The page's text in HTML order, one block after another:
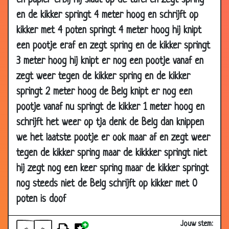
en de kikker springt 4 meter hoog en schrijft op
kikker met 4 poten springt 4 meter hoog hij knipt
een pootje eraf en zegt spring en de kikker springt
3 meter hoog hij knipt er nog een pootje vanaf en
zegt weer tegen de kikker spring en de kikker
springt 2 meter hoog de Belg knipt er nog een
pootje vanaf nu springt de kikker 1 meter hoog en
schrijft het weer op tja denk de Belg dan knippen
we het laatste pootje er ook maar af en zegt weer
tegen de kikker spring maar de kikkker springt niet
hij zegt nog een keer spring maar de kikker springt
nog steeds niet de Belg schrijft op kikker met 0
poten is doof
Jouw stem:
15 Dec
2002
Kippen 3.20
15 Dec
2002
Jaah 2.18
12 Dec
2002
Beenloos
11 Dec
2002
Bond James Bond 3.03
11 Dec
Van Zanten
10 Dec
2002
3.01
10 Dec
2002
10 Dec
Lef 3.48